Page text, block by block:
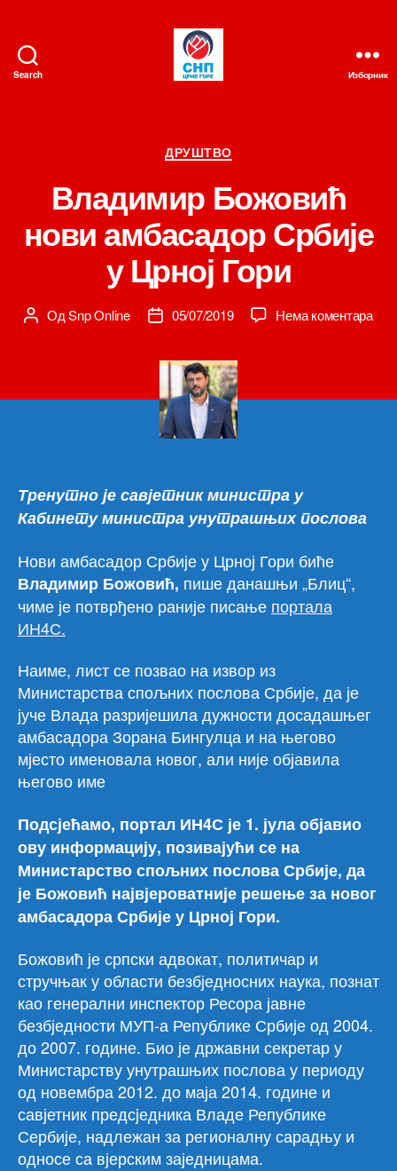
Search Изборник
Категорије
ДРУШТВО
Владимир Божовић
нови амбасадор Србије
у Црној Гори
Аутор
ОдSnp Online
Датум05/07/2019 Нема коментарана
Тренутно је савјетник министра у
Кабинету министра унутрашњих послова
Нови амбасадор Србије у Црној Гори биће
Владимир Божовић, пише данашњи „Блиц“,
чиме је потврђено раније писање портала
ИН4С.
Наиме, лист се позвао на извор из
Министарства спољних послова Србије, да је
јуче Влада разријешила дужности досадашњег
амбасадора Зорана Бингулца и на његово
мјесто именовала новог, али није објавила
његово име
Подсјећамо, портал ИН4С је 1. јула објавио
ову информацију, позивајући се на
Министарство спољних послова Србије, да
је Божовић највјероватније решење за новог
амбасадора Србије у Црној Гори.
Божовић је српски адвокат, политичар и
стручњак у области безбједносних наука, познат
као генерални инспектор Ресора јавне
безбједности МУП-а Републике Србије од 2004.
до 2007. године. Био је државни секретар у
Министарству унутрашњих послова у периоду
од новембра 2012. до маја 2014. године и
савјетник предсjедника Владе Републике
Сербије, надлежан за регионалну сарадњу и
односе са вјерским заједницама.